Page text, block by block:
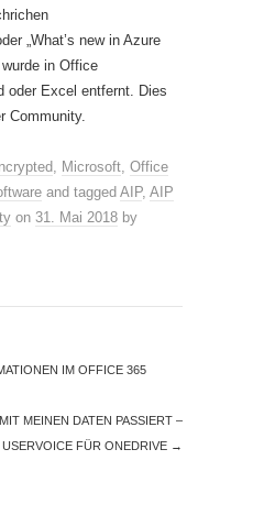
„What’s new in Azure
wurde in Office
oder Excel entfernt. Dies
Community.
, Microsoft, Office
and tagged AIP, AIP
on 31. Mai 2018 by
IM OFFICE 365
MEINEN DATEN PASSIERT –
USERVOICE FÜR ONEDRIVE →